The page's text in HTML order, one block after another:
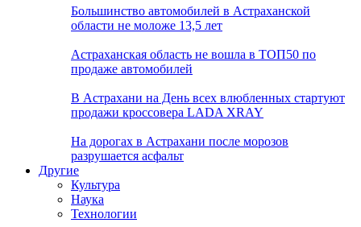
Большинство автомобилей в Астраханской
области не моложе 13,5 лет
Астраханская область не вошла в ТОП50 по
продаже автомобилей
В Астрахани на День всех влюбленных стартуют
продажи кроссовера LADA XRAY
На дорогах в Астрахани после морозов
разрушается асфальт
Другие
Культура
Наука
Технологии